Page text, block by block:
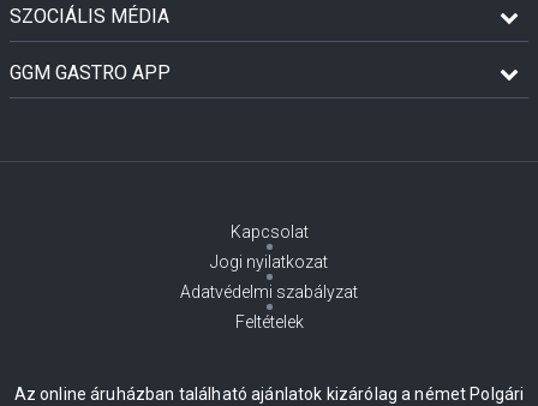
SZOCIÁLIS MÉDIA
GGM GASTRO APP
Kapcsolat
Jogi nyilatkozat
Adatvédelmi szabályzat
Feltételek
Az online áruházban található ajánlatok kizárólag a német Polgári